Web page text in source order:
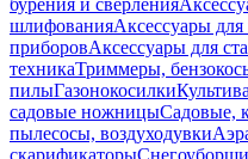
бурения и сверления
шлифованияАксессуары
приборовАксессуары для
техникаТриммеры,
пилыГазонокосилки
садовые ножницыСадовые,
пылесосы, воздуходувки
скарификаторы